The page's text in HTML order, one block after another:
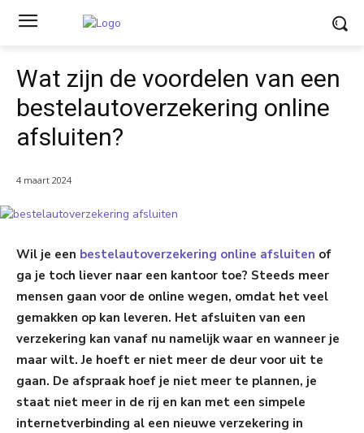
Wat zijn de voordelen van een
bestelautoverzekering online
afsluiten?
4 maart 2024
Wil je een bestelautoverzekering online afsluiten of
ga je toch liever naar een kantoor toe? Steeds meer
mensen gaan voor de online wegen, omdat het veel
gemakken op kan leveren. Het afsluiten van een
verzekering kan vanaf nu namelijk waar en wanneer je
maar wilt. Je hoeft er niet meer de deur voor uit te
gaan. De afspraak hoef je niet meer te plannen, je
staat niet meer in de rij en kan met een simpele
internetverbinding al een nieuwe verzekering in